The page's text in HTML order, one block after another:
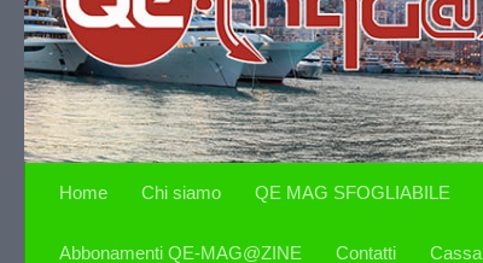
Home Chi siamo QE MAG SFOGLIABILE
Abbonamenti QE-MAG@ZINE Contatti Cassa